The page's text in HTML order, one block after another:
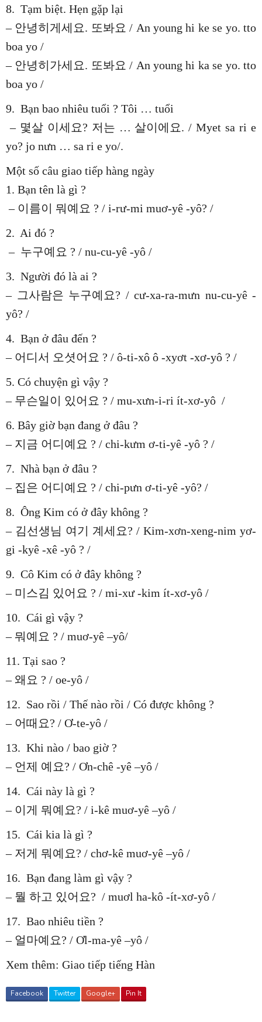
8. Tạm biệt. Hẹn gặp lại
– 안녕히게세요. 또봐요 / An young hi ke se yo. tto
boa yo /
– 안녕히가세요. 또봐요 / An young hi ka se yo. tto
boa yo /
9. Bạn bao nhiêu tuổi ? Tôi … tuổi
– 몇살 이세요? 저는 … 살이에요. / Myet sa ri e
yo? jo nưn … sa ri e yo/.
Một số câu giao tiếp hàng ngày
1. Bạn tên là gì ?
– 이름이 뭐예요 ? / i-rư-mi muơ-yê -yô? /
2. Ai đó ?
– 누구예요 ? / nu-cu-yê -yô /
3. Người đó là ai ?
– 그사람은 누구예요? / cư-xa-ra-mưn nu-cu-yê -
yô? /
4. Bạn ở đâu đến ?
– 어디서 오셧어요 ? / ô-ti-xô ô -xyơt -xơ-yô ? /
5. Có chuyện gì vậy ?
– 무슨일이 있어요 ? / mu-xưn-i-ri ít-xơ-yô /
6. Bây giờ bạn đang ở đâu ?
– 지금 어디예요 ? / chi-kưm ơ-ti-yê -yô ? /
7. Nhà bạn ở đâu ?
– 집은 어디예요 ? / chi-pưn ơ-ti-yê -yô? /
8. Ông Kim có ở đây không ?
– 김선생님 여기 계세요? / Kim-xơn-xeng-nim yơ-
gi -kyê -xê -yô ? /
9. Cô Kim có ở đây không ?
– 미스김 있어요 ? / mi-xư -kim ít-xơ-yô /
10. Cái gì vậy ?
– 뭐예요 ? / muơ-yê –yô/
11. Tại sao ?
– 왜요 ? / oe-yô /
12. Sao rồi / Thế nào rồi / Có được không ?
– 어때요? / Ơ-te-yô /
13. Khi nào / bao giờ ?
– 언제 예요? / Ơn-chê -yê –yô /
14. Cái này là gì ?
– 이게 뭐예요? / i-kê muơ-yê –yô /
15. Cái kia là gì ?
– 저게 뭐예요? / chơ-kê muơ-yê –yô /
16. Bạn đang làm gì vậy ?
– 뭘 하고 있어요? / muơl ha-kô -ít-xơ-yô /
17. Bao nhiêu tiền ?
– 얼마예요? / Ơl-ma-yê –yô /
Xem thêm: Giao tiếp tiếng Hàn
Facebook Twitter Google+ Pin It